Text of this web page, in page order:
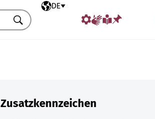
Ausgewählte Sprache
DE
Suchen
Zusatzkennzeichen